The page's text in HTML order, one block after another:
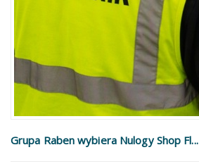
Grupa Raben wybiera Nulogy Shop Fl...